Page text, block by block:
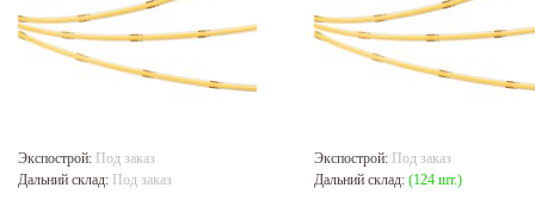
Экспострой: Под заказ
Дальний склад: Под заказ
Экспострой: Под заказ
Дальний склад: (124 шт.)